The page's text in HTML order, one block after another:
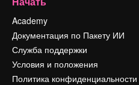
Academy
Документация по Пакету ИИ
Служба поддержки
Условия и положения
Политика конфиденциальности